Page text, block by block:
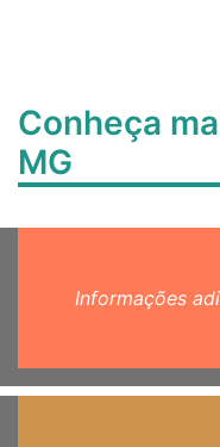
Conheça
MG
Informações